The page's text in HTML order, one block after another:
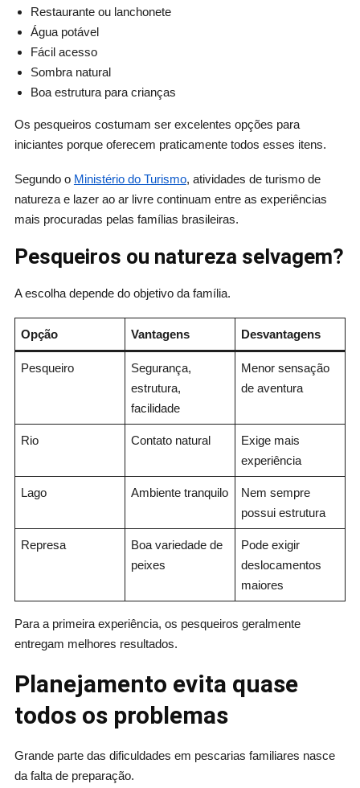
Restaurante ou lanchonete
Água potável
Fácil acesso
Sombra natural
Boa estrutura para crianças
Os pesqueiros costumam ser excelentes opções para
iniciantes porque oferecem praticamente todos esses itens.
Segundo o Ministério do Turismo, atividades de turismo de
natureza e lazer ao ar livre continuam entre as experiências
mais procuradas pelas famílias brasileiras.
Pesqueiros ou natureza selvagem?
A escolha depende do objetivo da família.
Opção Vantagens Desvantagens
Pesqueiro
Segurança,
estrutura,
facilidade
Menor sensação
de aventura
Rio Contato natural
Exige mais
experiência
Lago Ambiente tranquilo
Nem sempre
possui estrutura
Represa
Boa variedade de
peixes
Pode exigir
deslocamentos
maiores
Para a primeira experiência, os pesqueiros geralmente
entregam melhores resultados.
Planejamento evita quase
todos os problemas
Grande parte das dificuldades em pescarias familiares nasce
da falta de preparação.